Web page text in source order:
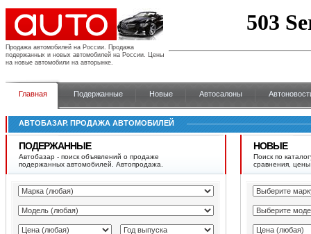
Продажа автомобилей на России. Продажа
подержанных и новых автомобилей на России. Цены
на новые автомобили на авторынке.
Главная Подержанные Новые Автосалоны
АВТОБАЗАР. ПРОДАЖА АВТОМОБИЛЕЙ
ПОДЕРЖАННЫЕ
Автобазар - поиск объявлений о продаже
подержанных автомобилей. Автопродажа.
НОВЫЕ
Поиск по
сравнения,